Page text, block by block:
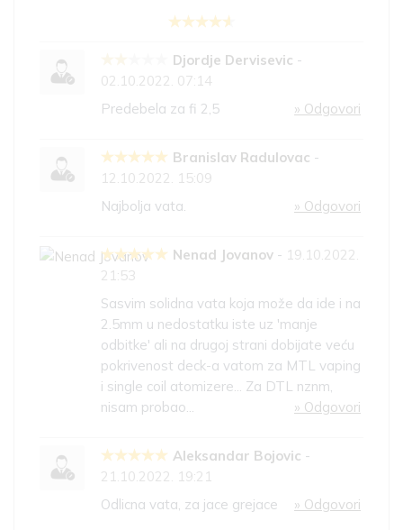
Djordje Dervisevic -
02.10.2022. 07:14
Predebela za fi 2,5
» Odgovori
Branislav Radulovac -
12.10.2022. 15:09
Najbolja vata.
» Odgovori
Nenad Jovanov - 19.10.2022.
21:53
Sasvim solidna vata koja može da ide i na
2.5mm u nedostatku iste uz 'manje
odbitke' ali na drugoj strani dobijate veću
pokrivenost deck-a vatom za MTL vaping
i single coil atomizere... Za DTL nznm,
nisam probao...
» Odgovori
Aleksandar Bojovic -
21.10.2022. 19:21
Odlicna vata, za jace grejace
» Odgovori